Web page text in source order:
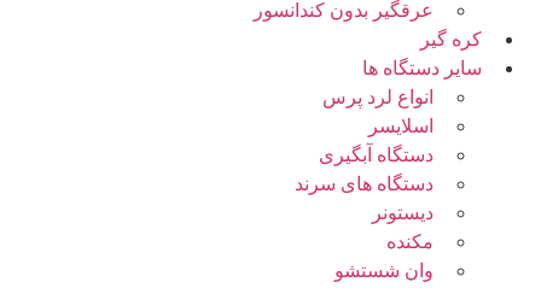
عرقگیر بدون کندانسور
کره گیر
سایر دستگاه ها
انواع لرد پرس
اسلایسر
دستگاه آبگیری
دستگاه های سرند
دیستونر
مکنده
وان شستشو